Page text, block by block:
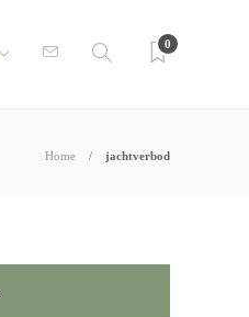
0
Home jachtverbod